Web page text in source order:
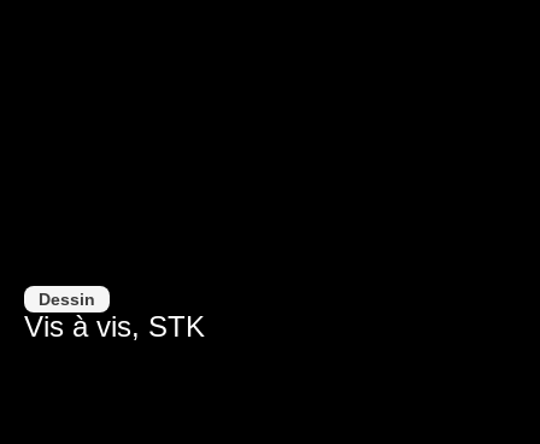
Dessin
Vis à vis, STK